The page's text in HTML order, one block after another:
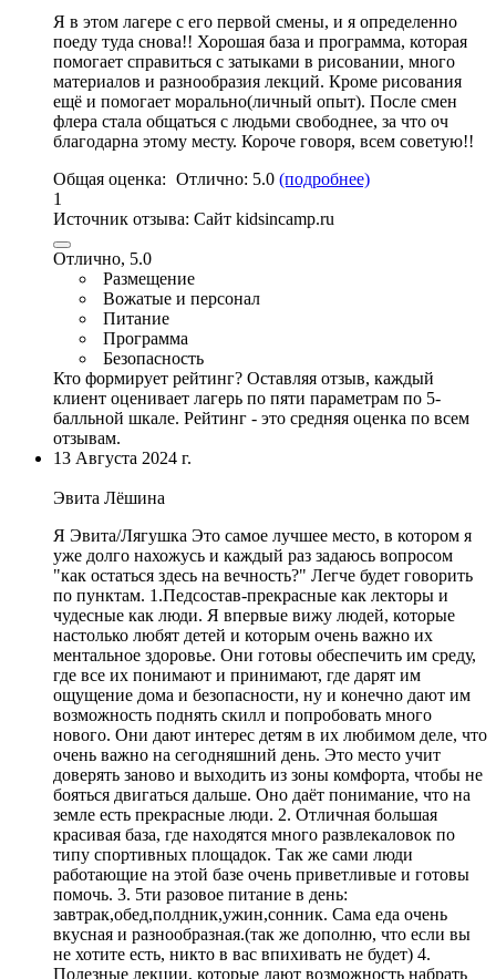
Я в этом лагере с его первой смены, и я определенно
поеду туда снова!! Хорошая база и программа, которая
помогает справиться с затыками в рисовании, много
материалов и разнообразия лекций. Кроме рисования
ещё и помогает морально(личный опыт). После смен
флера стала общаться с людьми свободнее, за что оч
благодарна этому месту. Короче говоря, всем советую!!
Общая оценка: Отлично: 5.0 (подробнее)
1
Источник отзыва: Cайт kidsincamp.ru
Отлично, 5.0
Размещение
Вожатые и персонал
Питание
Программа
Безопасность
Кто формирует рейтинг? Оставляя отзыв, каждый
клиент оценивает лагерь по пяти параметрам по 5-
балльной шкале. Рейтинг - это средняя оценка по всем
отзывам.
13 Августа 2024 г.
Эвита Лёшина
Я Эвита/Лягушка Это самое лучшее место, в котором я
уже долго нахожусь и каждый раз задаюсь вопросом
"как остаться здесь на вечность?" Легче будет говорить
по пунктам. 1.Педсостав-прекрасные как лекторы и
чудесные как люди. Я впервые вижу людей, которые
настолько любят детей и которым очень важно их
ментальное здоровье. Они готовы обеспечить им среду,
где все их понимают и принимают, где дарят им
ощущение дома и безопасности, ну и конечно дают им
возможность поднять скилл и попробовать много
нового. Они дают интерес детям в их любимом деле, что
очень важно на сегодняшний день. Это место учит
доверять заново и выходить из зоны комфорта, чтобы не
бояться двигаться дальше. Оно даёт понимание, что на
земле есть прекрасные люди. 2. Отличная большая
красивая база, где находятся много развлекаловок по
типу спортивных площадок. Так же сами люди
работающие на этой базе очень приветливые и готовы
помочь. 3. 5ти разовое питание в день:
завтрак,обед,полдник,ужин,сонник. Сама еда очень
вкусная и разнообразная.(так же дополню, что если вы
не хотите есть, никто в вас впихивать не будет) 4.
Полезные лекции, которые дают возможность набрать